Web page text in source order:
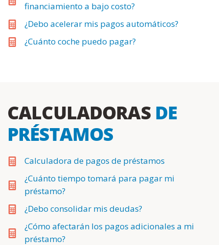
financiamiento a bajo costo?
¿Debo acelerar mis pagos automáticos?
¿Cuánto coche puedo pagar?
CALCULADORAS DE
PRÉSTAMOS
Calculadora de pagos de préstamos
¿Cuánto tiempo tomará para pagar mi
préstamo?
¿Debo consolidar mis deudas?
¿Cómo afectarán los pagos adicionales a mi
préstamo?